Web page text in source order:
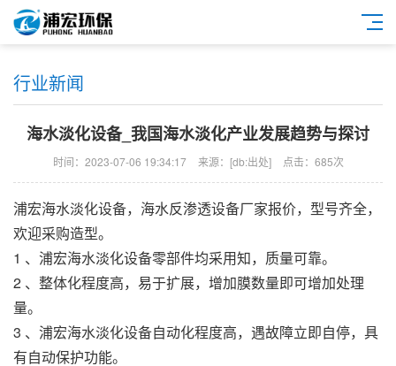
行业新闻
海水淡化设备_我国海水淡化产业发展趋势与探讨
时间：2023-07-06 19:34:17 来源：[db:出处] 点击：685次
浦宏海水淡化设备， 海水反渗透设备厂家报价，型号齐全，
欢迎采购造型。
1 、 浦宏海水淡化设备零部件均采用知，质量可靠。
2 、整体化程度高，易于扩展，增加膜数量即可增加处理
量。
3 、 浦宏海水淡化设备自动化程度高，遇故障立即自停，具
有自动保护功能。